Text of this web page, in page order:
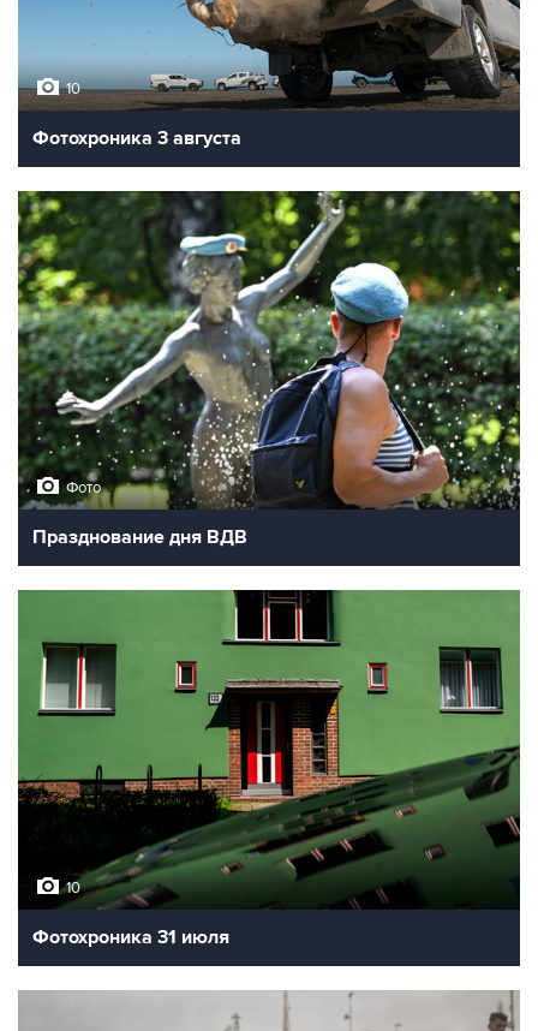
10
Фотохроника 3 августа
Фото
Празднование дня ВДВ
10
Фотохроника 31 июля